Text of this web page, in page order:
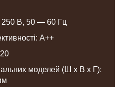
В, 50 — 60 Гц
A++
моделей (Ш х В х Г):